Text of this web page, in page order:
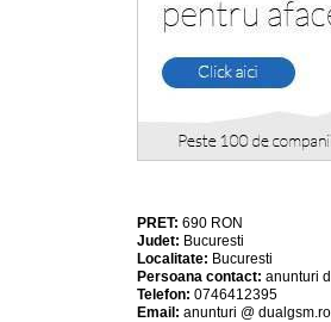
PRET: 690 RON
Judet: Bucuresti
Localitate: Bucuresti
Persoana contact: anunturi
Telefon: 0746412395
Email: anunturi @ dualgsm.ro